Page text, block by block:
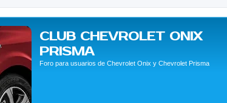
CLUB CHEVROLET ONIX
PRISMA
Foro para usuarios de Chevrolet Onix y Chevrolet Prisma